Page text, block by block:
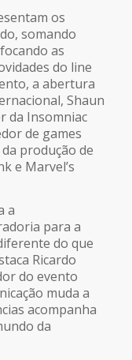
os
somando
as
do line
a abertura
Shaun
da Insomniac
de games
produção de
e Marvel’s
a
para a
do que
Ricardo
do evento
muda a
acompanha
da